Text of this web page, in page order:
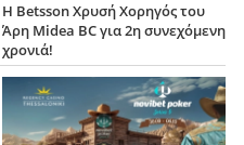
Η Betsson Χρυσή Χορηγός του
Άρη Midea BC για 2η συνεχόμενη
χρονιά!